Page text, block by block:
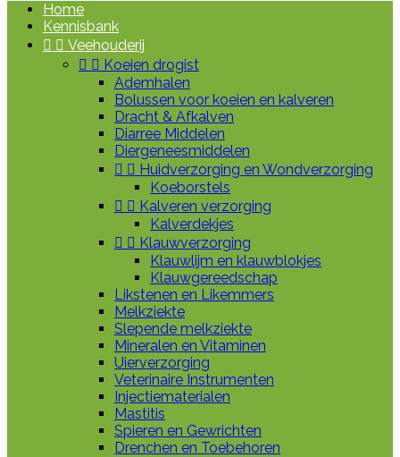
Home
Kennisbank
  Veehouderij
  Koeien drogist
Ademhalen
Bolussen voor koeien en kalveren
Dracht & Afkalven
Diarree Middelen
Diergeneesmiddelen
  Huidverzorging en Wondverzorging
Koeborstels
  Kalveren verzorging
Kalverdekjes
  Klauwverzorging
Klauwlijm en klauwblokjes
Klauwgereedschap
Likstenen en Likemmers
Melkziekte
Slepende melkziekte
Mineralen en Vitaminen
Uierverzorging
Veterinaire Instrumenten
Injectiematerialen
Mastitis
Spieren en Gewrichten
Drenchen en Toebehoren